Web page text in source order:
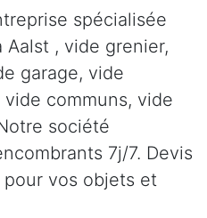
spécialisée
Aalst , vide grenier,
garage, vide
communs, vide
société
7j/7. Devis
vos objets et